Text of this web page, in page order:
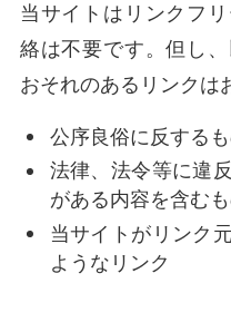
当サイトはリンクフ
絡は不要です。但し
おそれのあるリンクは
公序良俗に反する
法律、法令等に違
がある内容を含む
当サイトがリンク
ようなリンク